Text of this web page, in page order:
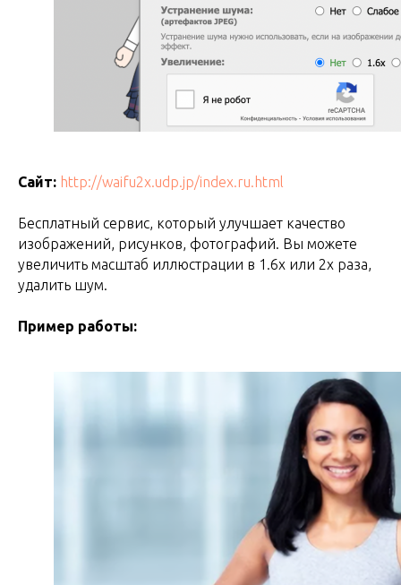
Сайт: http://waifu2x.udp.jp/index.ru.html
Бесплатный сервис, который улучшает качество
изображений, рисунков, фотографий. Вы можете
увеличить масштаб иллюстрации в 1.6x или 2x раза,
удалить шум.
Пример работы: